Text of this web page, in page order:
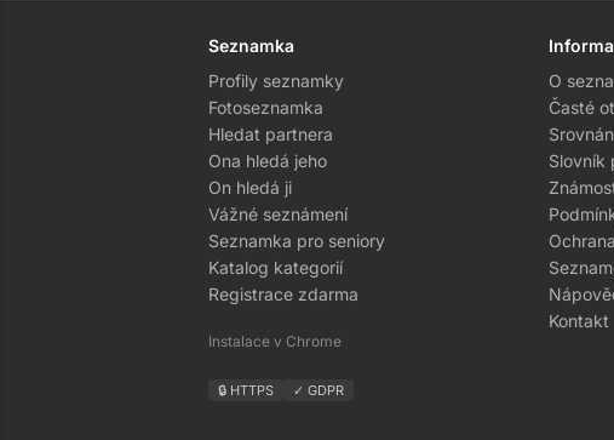
Seznamka
Profily seznamky
Fotoseznamka
Hledat partnera
Ona hledá jeho
On hledá ji
Vážné seznámení
Seznamka pro seniory
Katalog kategorií
Registrace zdarma
Instalace v Chrome
🔒 HTTPS ✓ GDPR
O
Časté
Slovník
Kontakt